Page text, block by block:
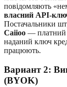
повідомляють
власний API-
Постачальники
Caiioo — платний
наданий ключ
працюють.
Вариант 2:
(BYOK)